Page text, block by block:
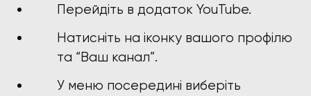
Перейдіть в додаток YouTube.
Натисніть на іконку вашого профілю
та “Ваш канал”.
У меню посередині виберіть